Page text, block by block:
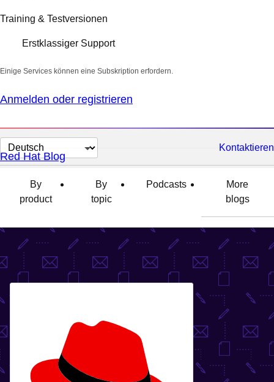
Training & Testversionen
Erstklassiger Support
Einige Services können eine Subskription erfordern.
Anmelden oder registrieren
Sprache
auswählen
Kontaktieren
Red Hat Blog
By
product
By
topic
Podcasts
More
blogs